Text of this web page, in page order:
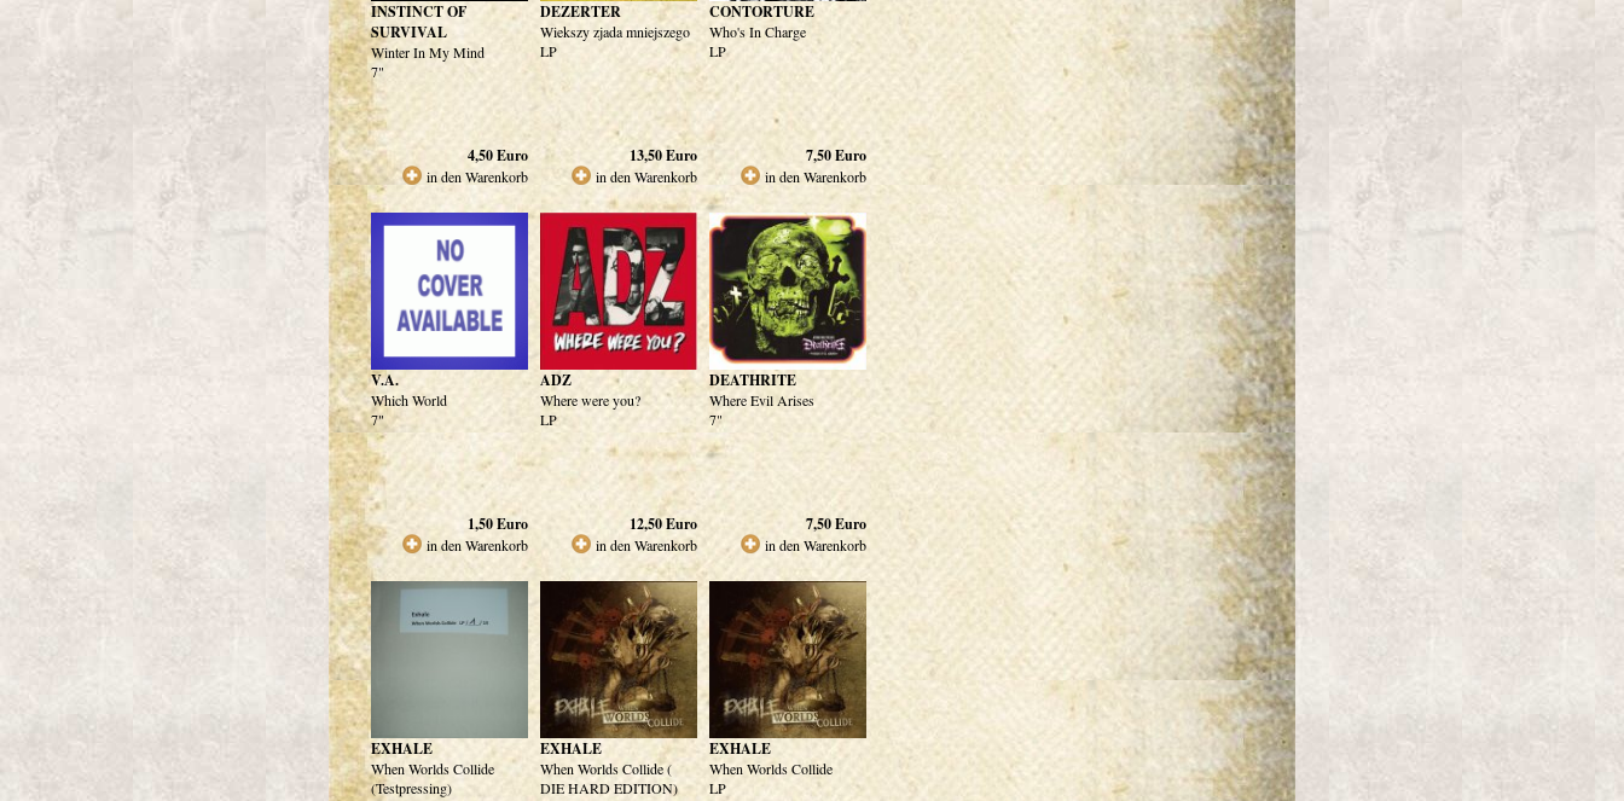
INSTINCT OF
SURVIVAL
Winter In My Mind
7"
4,50Euro
in den Warenkorb
DEZERTER
Wiekszy zjada mniejszego
LP
13,50Euro
in den Warenkorb
CONTORTURE
Who's In Charge
LP
7,50Euro
in den Warenkorb
V.A.
Which World
7"
1,50Euro
in den Warenkorb
ADZ
Where were you?
LP
12,50Euro
in den Warenkorb
DEATHRITE
Where Evil Arises
7"
7,50Euro
in den Warenkorb
EXHALE
When Worlds Collide
(Testpressing)
EXHALE
When Worlds Collide (
DIE HARD EDITION)
EXHALE
When Worlds Collide
LP